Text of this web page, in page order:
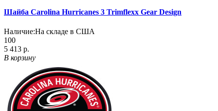
Шайба Carolina Hurricanes 3 Trimflexx Gear Design
Наличие:На складе в США
100
5 413 р.
В корзину